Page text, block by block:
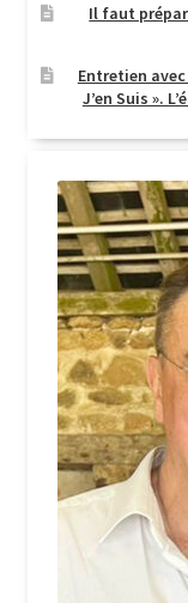
Il faut
Entretien
J’en Suis ».